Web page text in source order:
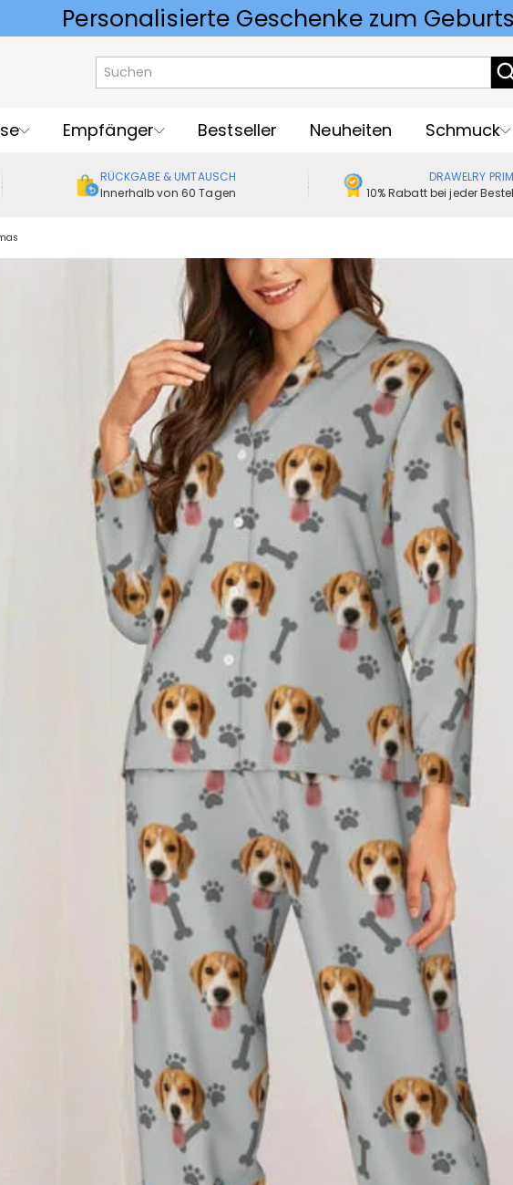
Vorlieben für Hochzeitsgeschenke
Empfänger Bestseller Neuheiten Schmuck
RÜCKGABE & UMTAUSCH
Innerhalb von 60 Tagen
DRAWELRY
10% Rabatt bei jeder